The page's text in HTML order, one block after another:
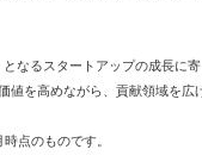
なるスタートアップの成長に
値を高めながら、貢献領域を広
点のものです。